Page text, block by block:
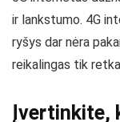
ir lankstumo. 4G
ryšys dar nėra
reikalingas tik
Įvertinkite,